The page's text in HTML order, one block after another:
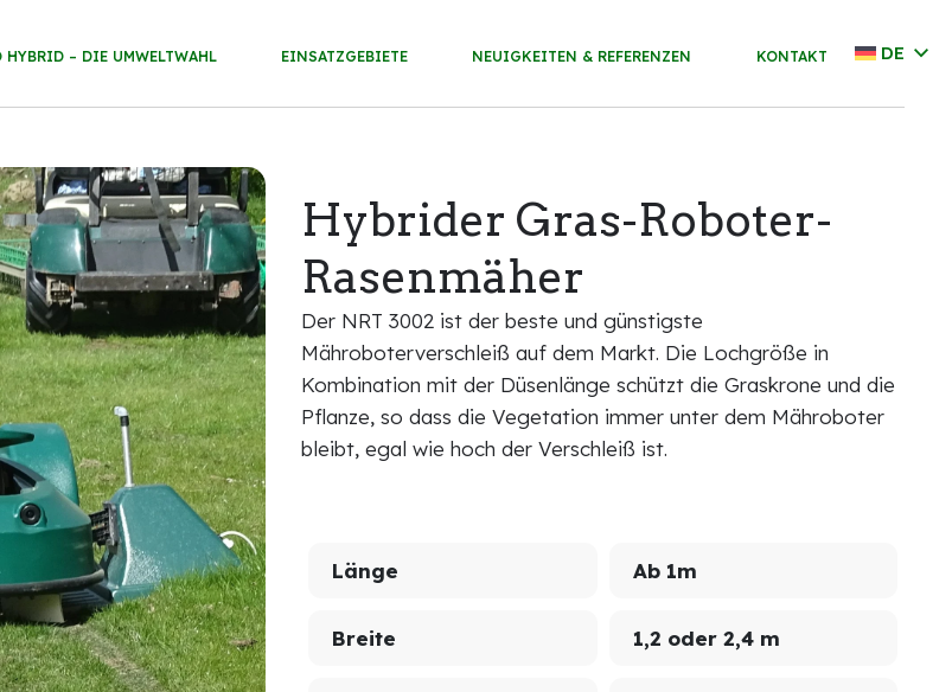
HYBRID – DIE UMWELTWAHL EINSATZGEBIETE NEUIGKEITEN & REFERENZEN KONTAKT DE
Hybrider Gras-Roboter-
Rasenmäher
Der NRT 3002 ist der beste und günstigste
Mähroboterverschleiß auf dem Markt. Die Lochgröße in
Kombination mit der Düsenlänge schützt die Graskrone und die
Pflanze, so dass die Vegetation immer unter dem Mähroboter
bleibt, egal wie hoch der Verschleiß ist.
Länge Ab 1m
Breite 1,2 oder 2,4 m